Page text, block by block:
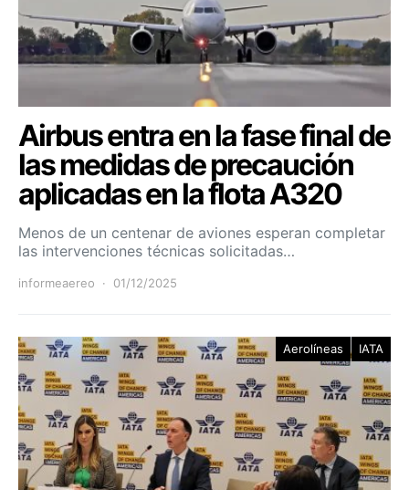
Airbus entra en la fase final de
las medidas de precaución
aplicadas en la flota A320
Menos de un centenar de aviones esperan completar
las intervenciones técnicas solicitadas…
informeaereo 01/12/2025
Aerolíneas IATA